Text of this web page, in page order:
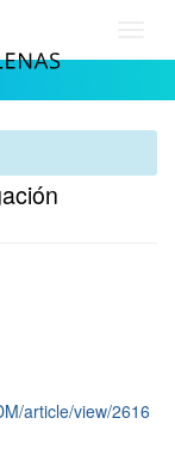
article/view/2616